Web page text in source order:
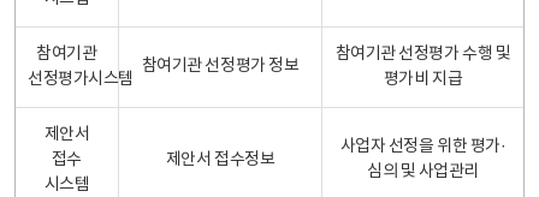
참여기관
선정평가시스템
참여기관 선정평가 정보
참여기관 선정평가 수행 및
평가비 지급
제안서
접수
시스템
제안서 접수정보
사업자 선정을 위한 평가·
심의 및 사업관리